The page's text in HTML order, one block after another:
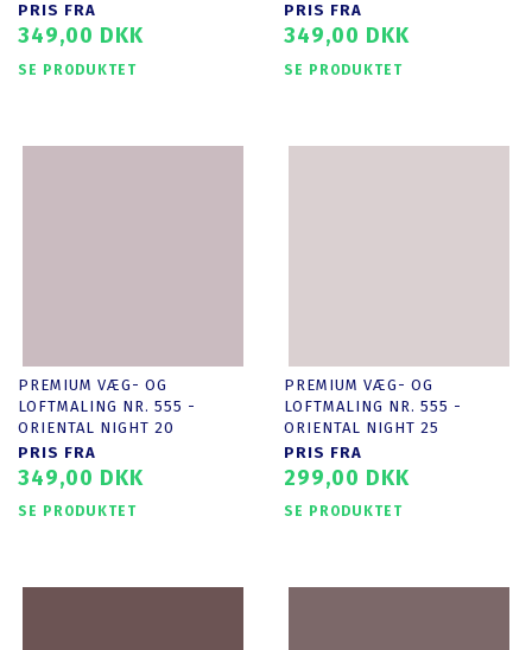
PRIS FRA
349,00 DKK
SE PRODUKTET
PRIS FRA
349,00 DKK
SE PRODUKTET
PREMIUM VÆG- OG
LOFTMALING NR. 555 -
ORIENTAL NIGHT 20
PRIS FRA
349,00 DKK
SE PRODUKTET
PREMIUM VÆG- OG
LOFTMALING NR. 555 -
ORIENTAL NIGHT 25
PRIS FRA
299,00 DKK
SE PRODUKTET